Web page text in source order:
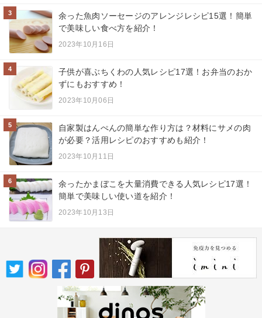
3
余った魚肉ソーセージのアレンジレシピ15選！簡単
で美味しい食べ方を紹介！
2023年10月16日
4
子供が喜ぶちくわの人気レシピ17選！お弁当のおか
ずにもおすすめ！
2023年10月06日
5
自家製はんぺんの簡単な作り方は？材料にサメの肉
が必要？活用レシピのおすすめも紹介！
2023年10月11日
6
余ったかまぼこを大量消費できる人気レシピ17選！
簡単で美味しい使い道を紹介！
2023年10月13日